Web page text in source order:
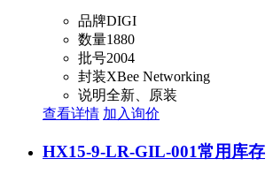
品牌DIGI
数量1880
批号2004
封装XBee Networking
说明全新、原装
查看详情 加入询价
HX15-9-LR-GIL-001常用库存